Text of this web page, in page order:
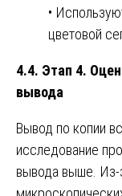
•
цветовой
4.4. Этап 4.
вывода
Вывод по копии
исследование
вывода выше. Из-